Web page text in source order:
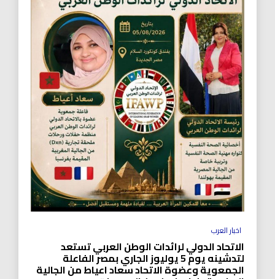
اخبار العرب
الاتحاد الدولي لرائدات الوطن العربي تستعد
لتدشينه يوم 5 يوليوز الجاري بمصر الفاعلة
الجمعوية وعضوة الاتحاد سعاد اعياط من الجالية